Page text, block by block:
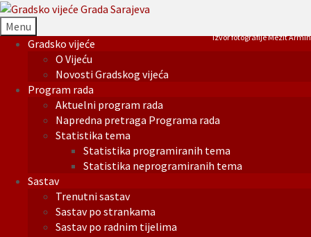
Menu
Gradsko vijeće
O Vijeću
Novosti Gradskog vijeća
Program rada
Aktuelni program rada
Napredna pretraga Programa rada
Statistika tema
Statistika programiranih tema
Statistika neprogramiranih tema
Sastav
Trenutni sastav
Sastav po strankama
Sastav po radnim tijelima
Izvor fotografije Mezit Armin